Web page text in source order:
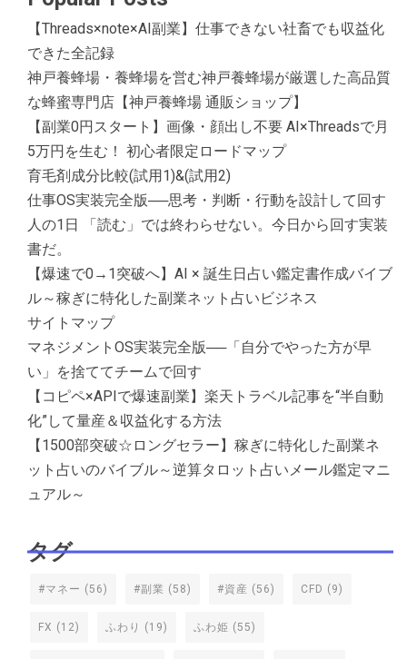
【Threads×note×AI副業】仕事できない社畜でも収益化
できた全記録
神戸養蜂場・養蜂場を営む神戸養蜂場が厳選した高品質
な蜂蜜専門店【神戸養蜂場 通販ショップ】
【副業0円スタート】画像・顔出し不要 AI×Threadsで月
5万円を生む！ 初心者限定ロードマップ
育毛剤成分比較(試用1)&(試用2)
仕事OS実装完全版──思考・判断・行動を設計して回す
人の1日 「読む」では終わらせない。今日から回す実装
書だ。
【爆速で0→1突破へ】AI × 誕生日占い鑑定書作成バイブ
ル～稼ぎに特化した副業ネット占いビジネス
サイトマップ
マネジメントOS実装完全版──「自分でやった方が早
い」を捨ててチームで回す
【コピペ×APIで爆速副業】楽天トラベル記事を“半自動
化”して量産＆収益化する方法
【1500部突破☆ロングセラー】稼ぎに特化した副業ネ
ット占いのバイブル～逆算タロット占いメール鑑定マニ
ュアル～
タグ
#マネー (56) #副業 (58) #資産 (56) CFD (9)
FX (12) ふわり (19) ふわ姫 (55)